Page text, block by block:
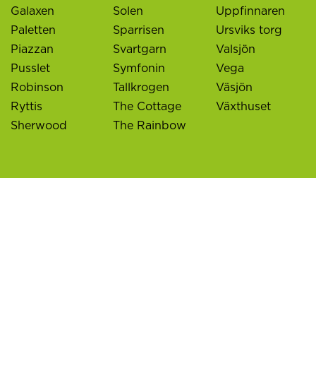
Galaxen
Paletten
Piazzan
Pusslet
Robinson
Ryttis
Sherwood
Solen
Sparrisen
Svartgarn
Symfonin
Tallkrogen
The Cottage
The Rainbow
Uppfinnaren
Ursviks torg
Valsjön
Vega
Väsjön
Växthuset